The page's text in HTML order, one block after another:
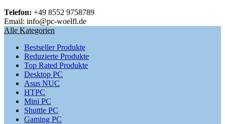
Telefon: +49 8552 9758789
Email: info@pc-woelfl.de
Alle Kategorien
Bestseller Produkte
Reduzierte Produkte
Top Rated Produkte
Desktop PC
Asus NUC
HTPC
Mini PC
Shuttle PC
Gaming PC